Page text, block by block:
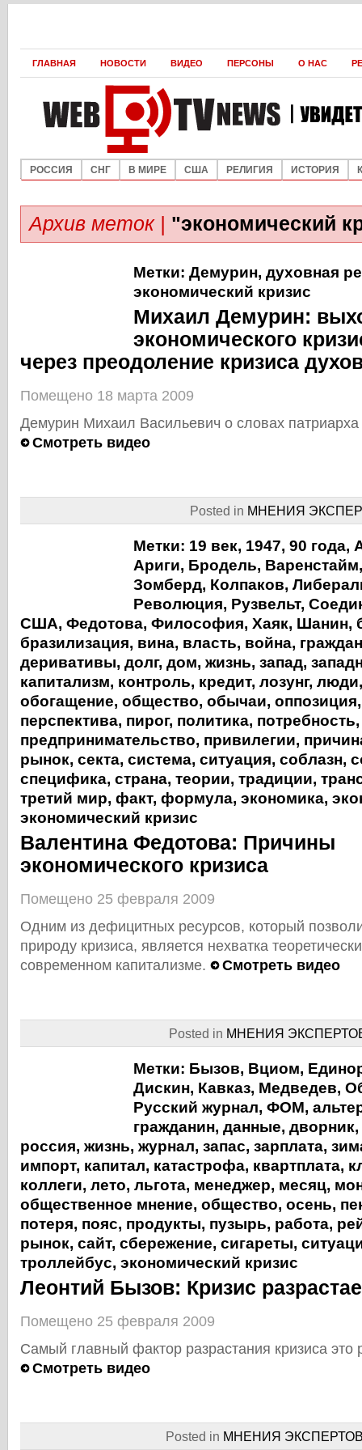
ГЛАВНАЯ НОВОСТИ ВИДЕО ПЕРСОНЫ О НАС
РОССИЯ СНГ В МИРЕ США РЕЛИГИЯ ИСТОРИЯ
Архив меток | "экономический
Метки: Демурин, духовная
экономический кризис
Михаил Демурин:
экономического
через преодоление кризиса
Помещено 18 марта 2009
Демурин Михаил Васильевич о словах
Смотреть видео
Posted in МНЕНИЯ
Метки: 19 век, 1947, 90 года,
Ариги, Бродель, Варенстайм
Зомберд, Колпаков,
Революция, Рузвельт,
США, Федотова, Философия, Хаяк, Шанин,
бразилизация, вина, власть, война,
деривативы, долг, дом, жизнь, запад,
капитализм, контроль, кредит, лозунг, люди
обогащение, общество, обычаи, оппозиция
перспектива, пирог, политика, потребность,
предпринимательство, привилегии,
рынок, секта, система, ситуация, соблазн,
специфика, страна, теории, традиции,
третий мир, факт, формула, экономика,
экономический кризис
Валентина Федотова: Причины
экономического кризиса
Помещено 25 февраля 2009
Одним из дефицитных ресурсов, который
природу кризиса, является нехватка
современном капитализме.
Смотреть видео
Posted in МНЕНИЯ
Метки: Бызов, Вциом,
Дискин, Кавказ, Медведев,
Русский журнал, ФОМ,
гражданин, данные, дворник,
россия, жизнь, журнал, запас, зарплата,
импорт, капитал, катастрофа, квартплата,
коллеги, лето, льгота, менеджер, месяц,
общественное мнение, общество, осень,
потеря, пояс, продукты, пузырь, работа,
рынок, сайт, сбережение, сигареты,
троллейбус, экономический кризис
Леонтий Бызов: Кризис
Помещено 25 февраля 2009
Самый главный фактор разрастания кризиса это
Смотреть видео
Posted in МНЕНИЯ